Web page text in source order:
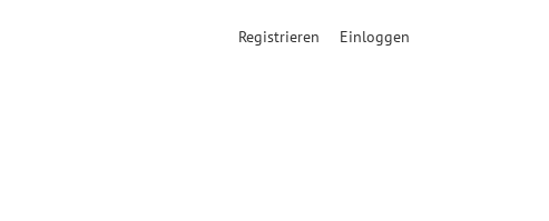
Gesammelte Schriften (8 Bände). Reihenherausgeber: Rudolf
Registrieren Einloggen